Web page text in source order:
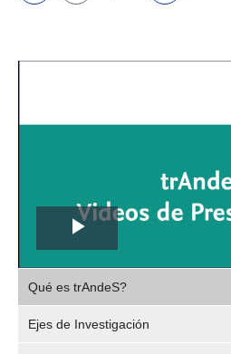
Play
Video
Qué es trAndeS?
Ejes de Investigación